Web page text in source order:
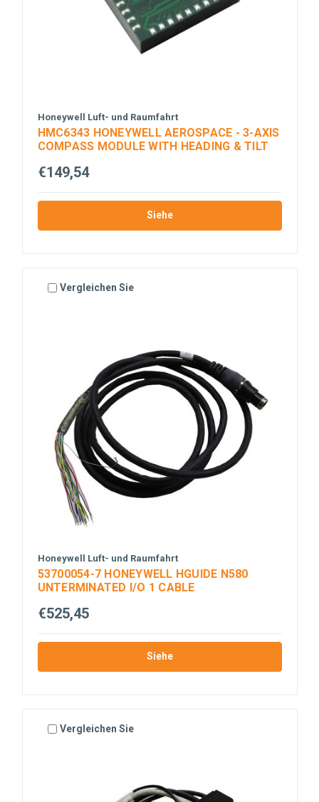
Honeywell Luft- und Raumfahrt
HMC6343 HONEYWELL AEROSPACE - 3-AXIS
COMPASS MODULE WITH HEADING & TILT
€149,54
Siehe
Vergleichen Sie
Honeywell Luft- und Raumfahrt
53700054-7 HONEYWELL HGUIDE N580
UNTERMINATED I/O 1 CABLE
€525,45
Siehe
Vergleichen Sie